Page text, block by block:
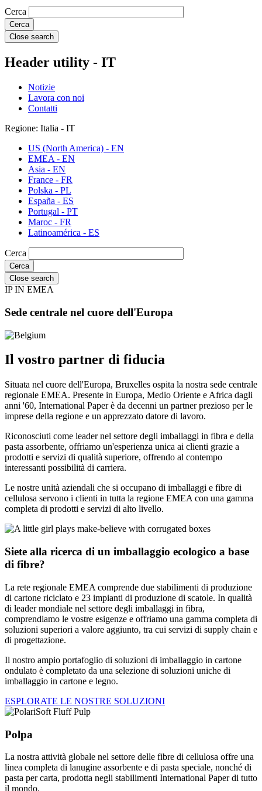
Cerca
Close search
Header utility - IT
Notizie
Lavora con noi
Contatti
Regione: Italia - IT
US (North America) - EN
EMEA - EN
Asia - EN
France - FR
Polska - PL
España - ES
Portugal - PT
Maroc - FR
Latinoamérica - ES
Cerca
Close search
IP IN EMEA
Sede centrale nel cuore dell'Europa
Il vostro partner di fiducia
Situata nel cuore dell'Europa, Bruxelles ospita la nostra sede centrale
regionale EMEA. Presente in Europa, Medio Oriente e Africa dagli
anni '60, International Paper è da decenni un partner prezioso per le
imprese della regione e un apprezzato datore di lavoro.
Riconosciuti come leader nel settore degli imballaggi in fibra e della
pasta assorbente, offriamo un'esperienza unica ai clienti grazie a
prodotti e servizi di qualità superiore, offrendo al contempo
interessanti possibilità di carriera.
Le nostre unità aziendali che si occupano di imballaggi e fibre di
cellulosa servono i clienti in tutta la regione EMEA con una gamma
completa di prodotti e servizi di alto livello.
Siete alla ricerca di un imballaggio ecologico a base
di fibre?
La rete regionale EMEA comprende due stabilimenti di produzione
di cartone riciclato e 23 impianti di produzione di scatole. In qualità
di leader mondiale nel settore degli imballaggi in fibra,
comprendiamo le vostre esigenze e offriamo una gamma completa di
soluzioni superiori a valore aggiunto, tra cui servizi di supply chain e
di progettazione.
Il nostro ampio portafoglio di soluzioni di imballaggio in cartone
ondulato è completato da una selezione di soluzioni uniche di
imballaggio in cartone e legno.
ESPLORATE LE NOSTRE SOLUZIONI
Polpa
La nostra attività globale nel settore delle fibre di cellulosa offre una
linea completa di lanugine assorbente e di pasta speciale, nonché di
pasta per carta, prodotta negli stabilimenti International Paper di tutto
il mondo.